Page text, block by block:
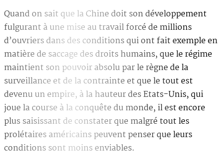
Quand on sait que la Chine doit son développement
fulgurant à une mise au travail forcé de millions
d’ouvriers dans des conditions qui ont fait exemple en
matière de saccage des droits humains, que le régime
maintient son pouvoir absolu par le règne de la
surveillance et de la contrainte et que le tout est
devenu un empire, à la hauteur des Etats-Unis, qui
joue la course à la conquête du monde, il est encore
plus saisissant de constater que malgré tout les
prolétaires américains peuvent penser que leurs
conditions sont moins enviables.